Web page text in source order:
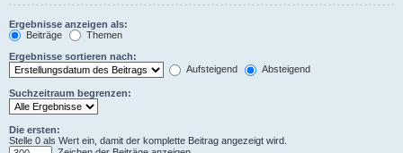
Ergebnisse anzeigen als:
Beiträge
Themen
Ergebnisse sortieren nach:
Aufsteigend
Absteigend
Suchzeitraum begrenzen:
Die ersten:
Stelle 0 als Wert ein, damit der komplette Beitrag angezeigt wird.